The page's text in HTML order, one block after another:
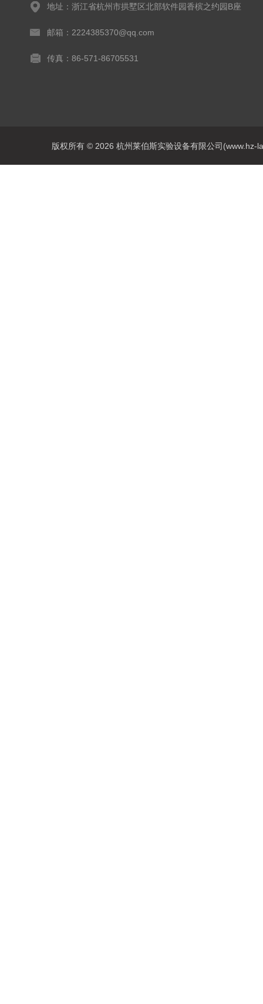
地址：浙江省杭州市拱墅区北部软件园香槟之约园B座
邮箱：2224385370@qq.com
传真：86-571-86705531
版权所有 © 2026 杭州莱伯斯实验设备有限公司